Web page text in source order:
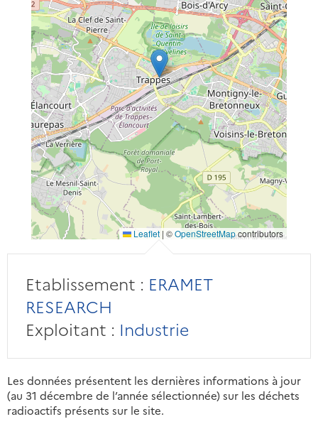
Leaflet | ©OpenStreetMapcontributors
Etablissement : ERAMET
RESEARCH
Exploitant : Industrie
Les données présentent les dernières informations à jour
(au 31 décembre de l’année sélectionnée) sur les déchets
radioactifs présents sur le site.